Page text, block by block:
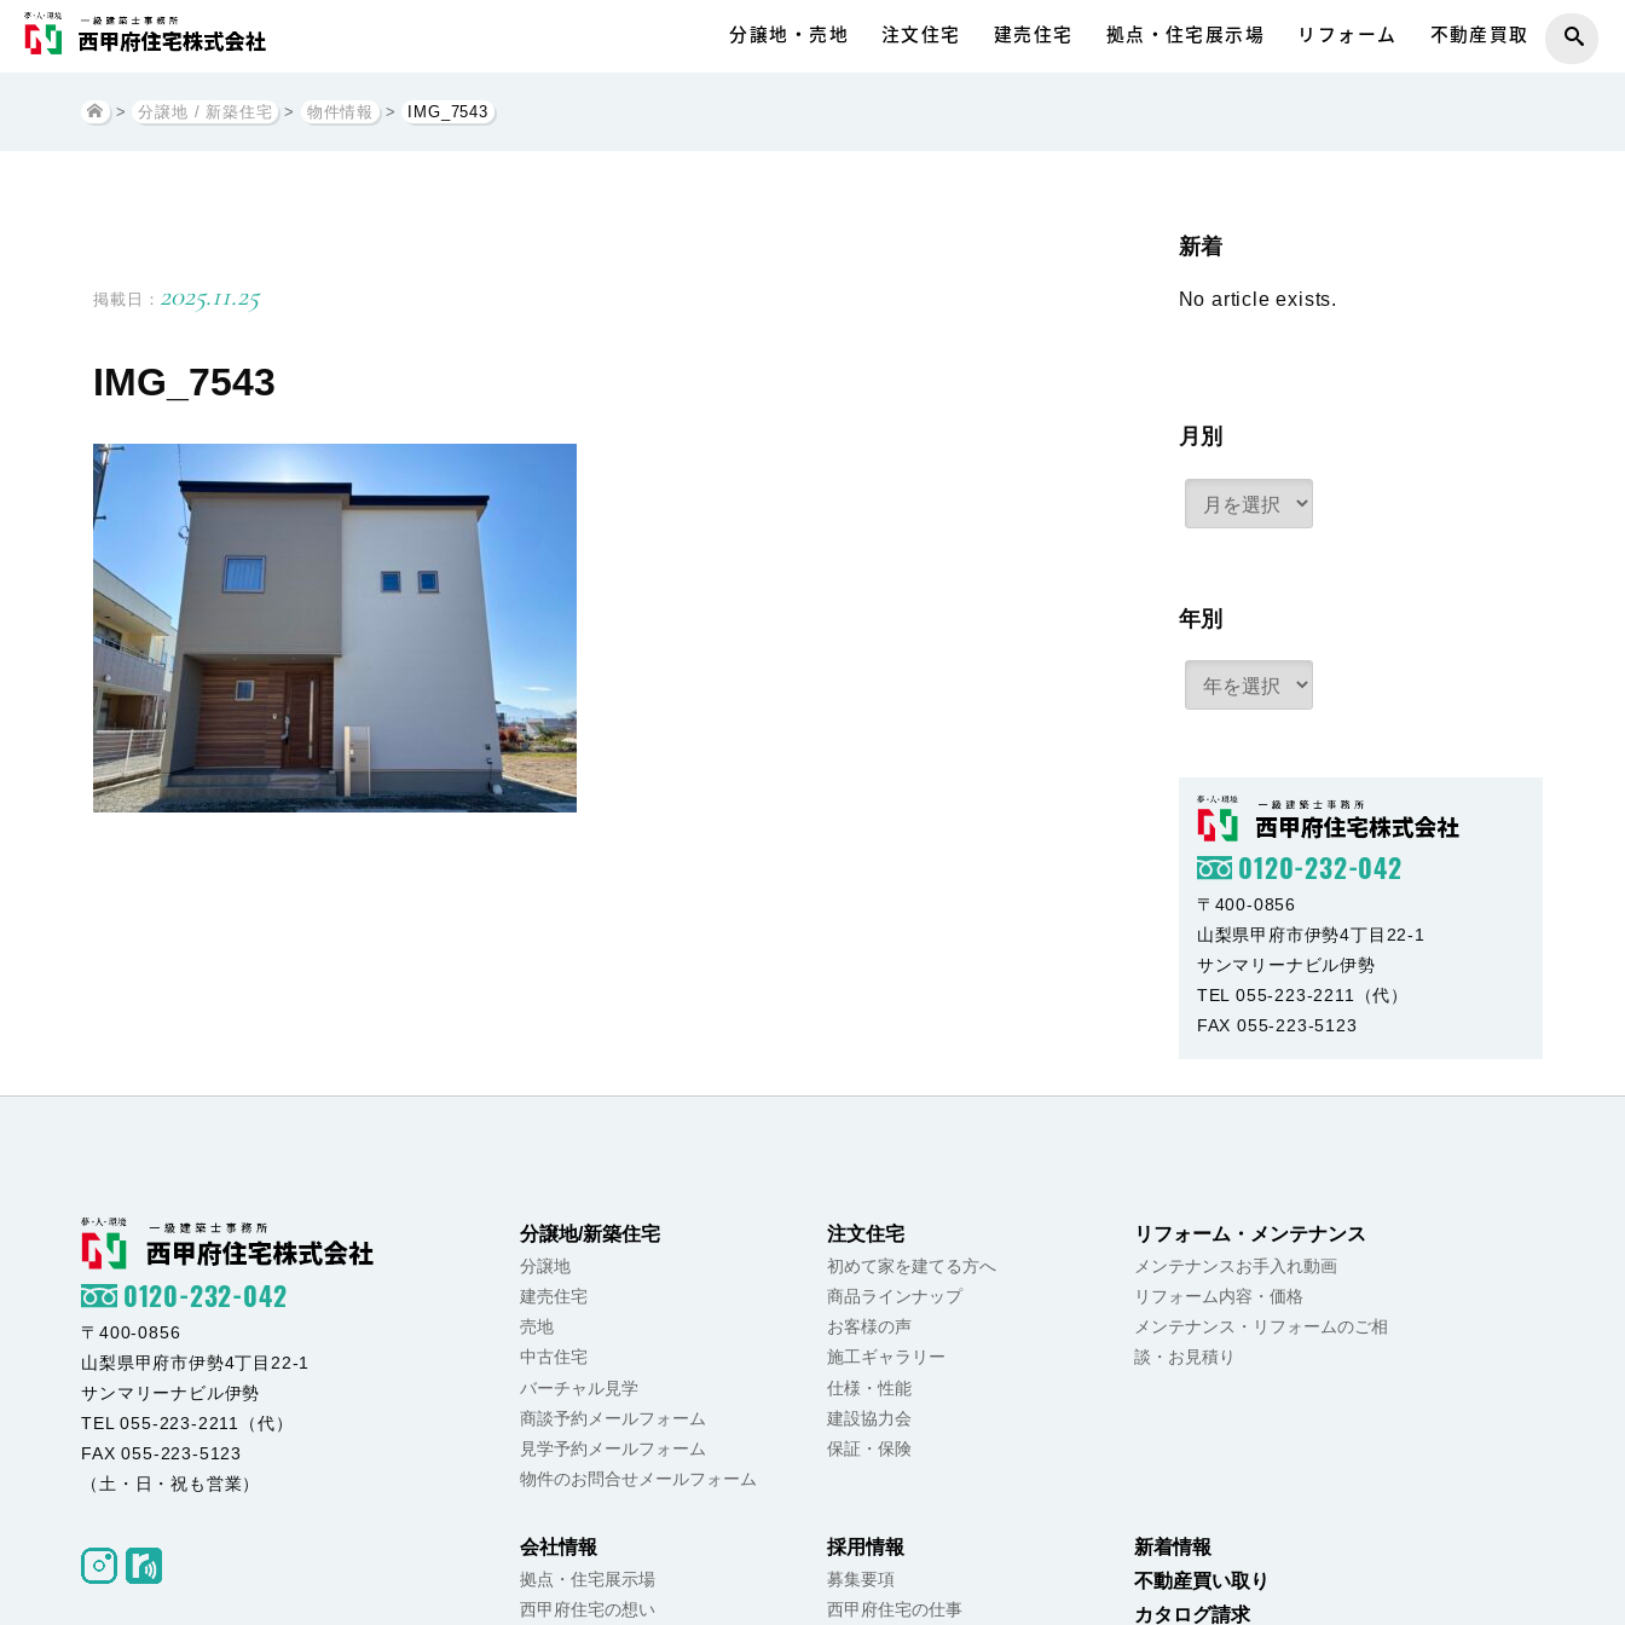
分譲地・売地 注文住宅 建売住宅 拠点・住宅展示場 リフォーム 不動産買取
> 分譲地 / 新築住宅 > 物件情報 > IMG_7543
掲載日： 2025.11.25
IMG_7543
新着
No article exists.
月別
年別
0120-232-042
〒400-0856
山梨県甲府市伊勢4丁目22-1
サンマリーナビル伊勢
TEL 055-223-2211（代）
FAX 055-223-5123
分譲地/新築住宅
分譲地
建売住宅
売地
中古住宅
バーチャル見学
商談予約メールフォーム
見学予約メールフォーム
物件のお問合せメールフォーム
注文住宅
初めて家を建てる方へ
商品ラインナップ
お客様の声
施工ギャラリー
仕様・性能
建設協力会
保証・保険
リフォーム・メンテナンス
メンテナンスお手入れ動画
リフォーム内容・価格
メンテナンス・リフォームのご相
談・お見積り
会社情報
拠点・住宅展示場
西甲府住宅の想い
採用情報
募集要項
西甲府住宅の仕事
新着情報
不動産買い取り
カタログ請求
0120-232-042
〒400-0856
山梨県甲府市伊勢4丁目22-1
サンマリーナビル伊勢
TEL 055-223-2211（代）
FAX 055-223-5123
（土・日・祝も営業）